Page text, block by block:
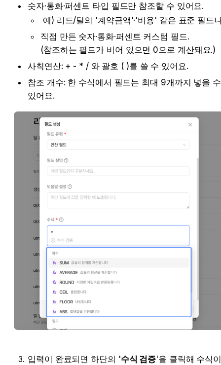
숫자·통화·퍼센트 타입 필드만 참조할 수 있어요.
직접 만든 숫자·통화·퍼센트 커스텀 필드.
(참조하는 필드가 비어 있으면 0으로 계산돼요.)
사칙연산: + - * / 와 괄호 ( )를 쓸 수 있어요.
참조 개수: 한 수식에서 필드는 최대 9개까지 넣을 수
있어요.
입력이 완료되면 하단의 '수식 검증'을 클릭해 수식